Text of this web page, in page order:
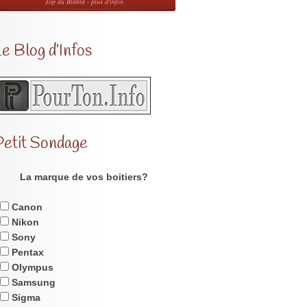
Blog d’Infos
Sondage
La marque de vos boitiers?
Canon
Nikon
Sony
Pentax
Olympus
Samsung
Sigma